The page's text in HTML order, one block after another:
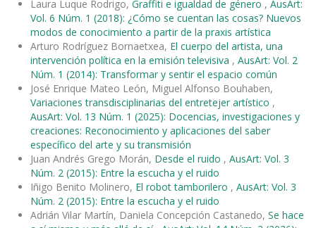
Laura Luque Rodrigo, Graffiti e igualdad de género , AusArt:
Vol. 6 Núm. 1 (2018): ¿Cómo se cuentan las cosas? Nuevos
modos de conocimiento a partir de la praxis artística
Arturo Rodríguez Bornaetxea, El cuerpo del artista, una
intervención política en la emisión televisiva , AusArt: Vol. 2
Núm. 1 (2014): Transformar y sentir el espacio común
José Enrique Mateo León, Miguel Alfonso Bouhaben,
Variaciones transdisciplinarias del entretejer artístico ,
AusArt: Vol. 13 Núm. 1 (2025): Docencias, investigaciones y
creaciones: Reconocimiento y aplicaciones del saber
específico del arte y su transmisión
Juan Andrés Grego Morán, Desde el ruido , AusArt: Vol. 3
Núm. 2 (2015): Entre la escucha y el ruido
Iñigo Benito Molinero, El robot tamborilero , AusArt: Vol. 3
Núm. 2 (2015): Entre la escucha y el ruido
Adrián Vilar Martín, Daniela Concepción Castanedo, Se hace